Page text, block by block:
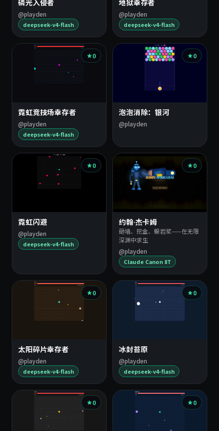
磷光入侵者
@playden
deepseek-v4-flash
地狱幸存者
@playden
deepseek-v4-flash
0
霓虹竞技场幸存者
@playden
deepseek-v4-flash
0
泡泡消除：银河
@playden
0
霓虹闪避
@playden
deepseek-v4-flash
0
约翰·杰卡姆
砸墙、挖金、躲岩浆——在无限
深渊中求生
@playden
Claude Canon 8T
0
太阳碎片幸存者
@playden
deepseek-v4-flash
0
冰封苔原
@playden
deepseek-v4-flash
0 0